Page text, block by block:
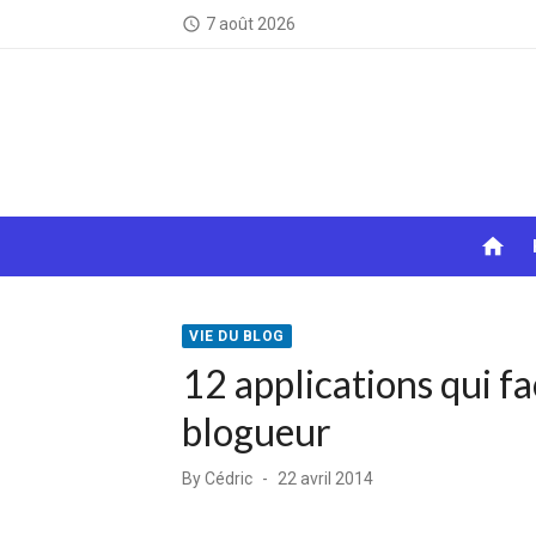
access_time 7 août 2026
home
VIE DU BLOG
12 applications qui
blogueur
ByCédric
Posted
22 avril 2014